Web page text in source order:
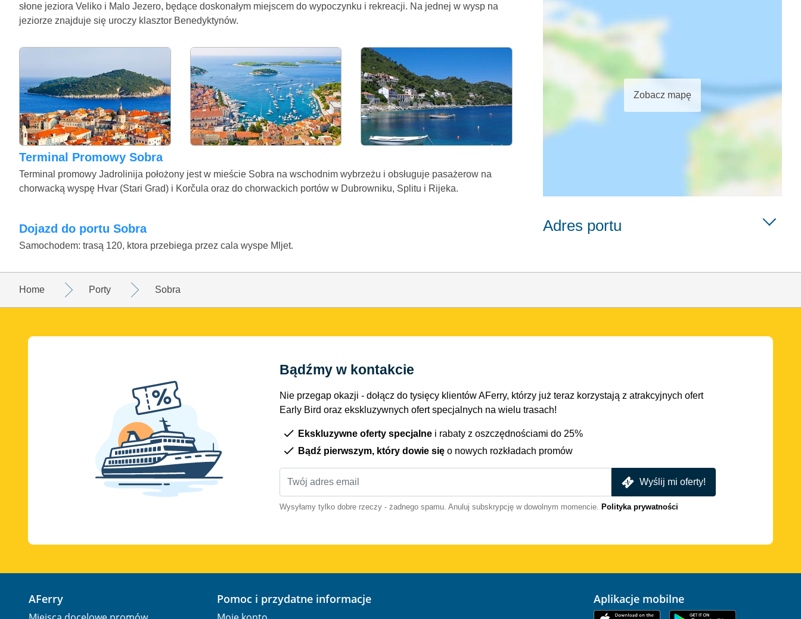
słone jeziora Veliko i Malo Jezero, będące doskonałym miejscem do wypoczynku i rekreacji. Na jednej w wysp na
jeziorze znajduje się uroczy klasztor Benedyktynów.
Terminal Promowy Sobra
Terminal promowy Jadrolinija położony jest w mieście Sobra na wschodnim wybrzeżu i obsługuje pasażerow na
chorwacką wyspę Hvar (Stari Grad) i Korčula oraz do chorwackich portów w Dubrowniku, Splitu i Rijeka.
Dojazd do portu Sobra
Samochodem: trasą 120, ktora przebiega przez cala wyspe Mljet.
Zobacz mapę
Adres portu
Home Porty Sobra
Bądźmy w kontakcie
Nie przegap okazji - dołącz do tysięcy klientów AFerry, którzy już teraz korzystają z atrakcyjnych ofert
Early Bird oraz ekskluzywnych ofert specjalnych na wielu trasach!
Ekskluzywne oferty specjalne i rabaty z oszczędnościami do 25%
Bądź pierwszym, który dowie się o nowych rozkładach promów
Wyślij mi oferty!
Wysyłamy tylko dobre rzeczy - żadnego spamu. Anuluj subskrypcję w dowolnym momencie. Polityka prywatności
AFerry Pomoc i przydatne informacje Aplikacje mobilne